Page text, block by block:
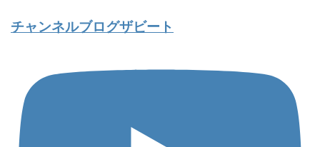
チャンネルブログザビート